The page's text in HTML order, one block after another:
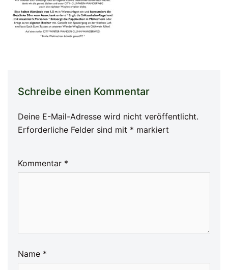
Schreibe einen Kommentar
Deine E-Mail-Adresse wird nicht veröffentlicht.
Erforderliche Felder sind mit * markiert
Kommentar *
Name *